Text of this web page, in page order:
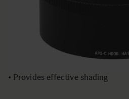
• Lens Hood Adapter compatible
F2.8 EX DG OS Macro lens
• Provides effective shading